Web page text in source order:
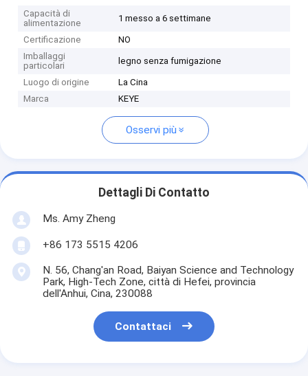
Capacità di
alimentazione
1 messo a 6 settimane
Certificazione
NO
Imballaggi
particolari
legno senza fumigazione
Luogo di origine
La Cina
Marca
KEYE
Osservi più
Dettagli Di Contatto
Ms. Amy Zheng
+86 173 5515 4206
N. 56, Chang'an Road, Baiyan Science and Technology
Park, High-Tech Zone, città di Hefei, provincia
dell'Anhui, Cina, 230088
Contattaci